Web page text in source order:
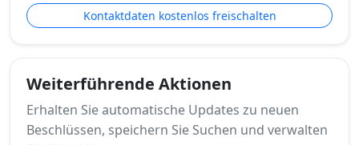
Kontaktdaten kostenlos freischalten
Weiterführende Aktionen
Erhalten Sie automatische Updates zu neuen
Beschlüssen, speichern Sie Suchen und verwalten